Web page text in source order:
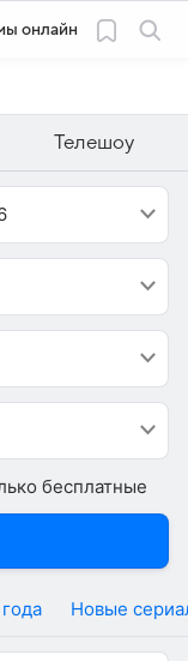
онлайн
Телешоу
бесплатные
Новые